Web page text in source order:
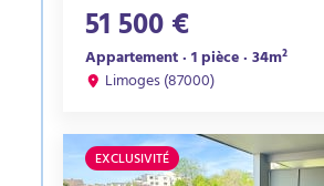
51 500 €
Appartement · 1 pièce · 34m²
Limoges (87000)
EXCLUSIVITÉ